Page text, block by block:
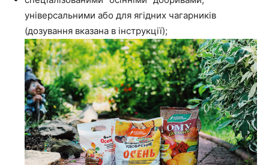
універсальними або для ягідних чагарників
(дозування вказана в інструкції);